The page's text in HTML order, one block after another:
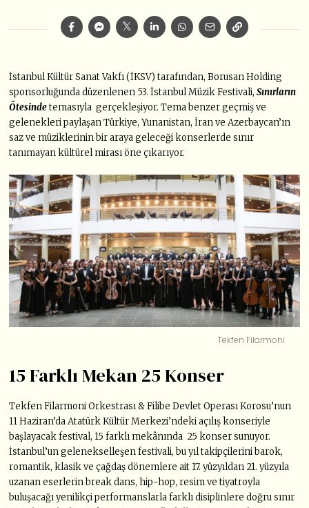
İstanbul Kültür Sanat Vakfı (İKSV) tarafından, Borusan Holding
sponsorluğunda düzenlenen 53. İstanbul Müzik Festivali,Sınırların
Ötesindetemasıyla gerçekleşiyor. Tema benzer geçmiş ve
gelenekleri paylaşan Türkiye, Yunanistan, İran ve Azerbaycan’ın
saz ve müziklerinin bir araya geleceği konserlerde sınır
tanımayan kültürel mirası öne çıkarıyor.
Tekfen Filarmoni
15 Farklı Mekan 25 Konser
Tekfen Filarmoni Orkestrası & Filibe Devlet Operası Korosu’nun
11 Haziran’da Atatürk Kültür Merkezi’ndeki açılış konseriyle
başlayacak festival, 15 farklı mekânında 25 konser sunuyor.
İstanbul’un gelenekselleşen festivali, bu yıl takipçilerini barok,
romantik, klasik ve çağdaş dönemlere ait 17. yüzyıldan 21. yüzyıla
uzanan eserlerin break dans, hip-hop, resim ve tiyatroyla
buluşacağı yenilikçi performanslarla farklı disiplinlere doğru sınır